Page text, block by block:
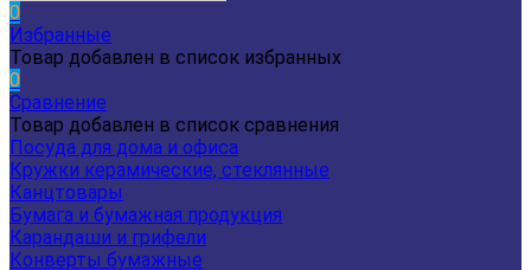
0
Избранные
Товар добавлен в список избранных
0
Сравнение
Товар добавлен в список сравнения
Посуда для дома и офиса
Кружки керамические, стеклянные
Канцтовары
Бумага и бумажная продукция
Карандаши и грифели
Конверты бумажные